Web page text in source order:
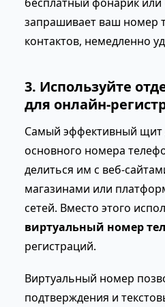
запрашивает ваш номер
контактов, немедленно
3. Используйте
для онлайн-
Самый эффективный щит
основного номера
делиться им с веб-
магазинами или
сетей. Вместо этого
виртуальный номер
регистраций.
Виртуальный номер
подтверждения и